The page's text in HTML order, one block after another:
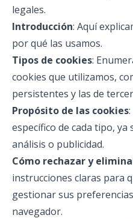
legales.
Introducción: Aquí
por qué las usamos.
Tipos de cookies:
cookies que utilizamos,
persistentes y las de
Propósito de las cookies
específico de cada tipo, ya
análisis o publicidad.
Cómo rechazar y
instrucciones claras para
gestionar sus
navegador.